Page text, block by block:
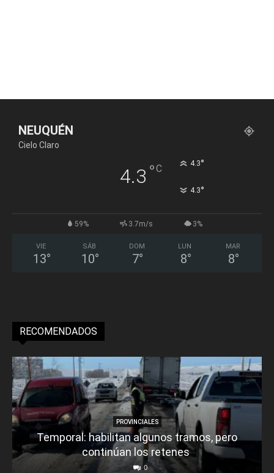
NEUQUÉN
Cielo Claro
4.3 °C 4.3°
4.3°
59% 3.7m/s 3%
VIE
13°
SÁB
10°
DOM
7°
LUN
8°
MAR
8°
RECOMENDADOS
PROVINCIALES
Temporal: habilitan algunos tramos, pero
continúan los retenes
0